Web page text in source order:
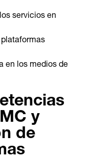
servicios en
en los medios de
y
de